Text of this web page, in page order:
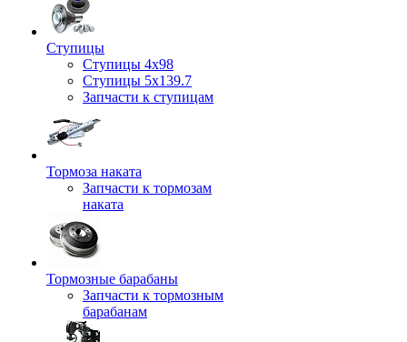
Ступицы
Ступицы 4x98
Ступицы 5x139.7
Запчасти к ступицам
Тормоза наката
Запчасти к тормозам
наката
Тормозные барабаны
Запчасти к тормозным
барабанам